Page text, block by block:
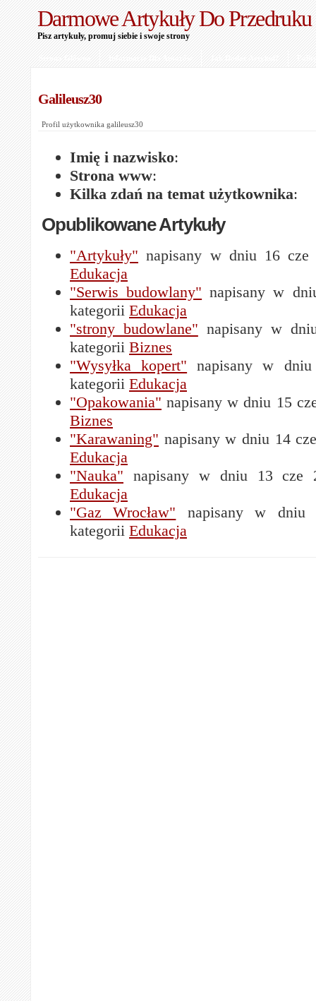
Darmowe Artykuły Do Przedruku
Pisz artykuły, promuj siebie i swoje strony
Galileusz30
Profil użytkownika galileusz30
Imię i nazwisko:
Strona www:
Kilka zdań na temat użytkownika:
Opublikowane Artykuły
"Artykuły" napisany w dniu 16 cze
Edukacja
"Serwis budowlany" napisany w
kategorii Edukacja
"strony budowlane" napisany w
kategorii Biznes
"Wysyłka kopert" napisany w
kategorii Edukacja
"Opakowania" napisany w dniu 15
Biznes
"Karawaning" napisany w dniu 14
Edukacja
"Nauka" napisany w dniu 13 cze
Edukacja
"Gaz Wrocław" napisany w
kategorii Edukacja